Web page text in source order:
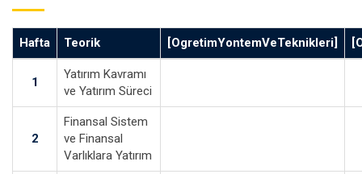
Hafta Teorik [OgretimYontemVeTeknikleri]
1
Yatırım Kavramı
ve Yatırım Süreci
2
Finansal Sistem
ve Finansal
Varlıklara Yatırım